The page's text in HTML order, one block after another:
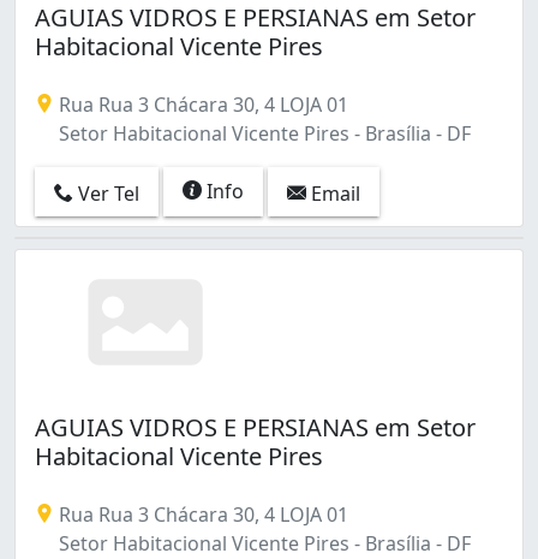
AGUIAS VIDROS E PERSIANAS em Setor
Habitacional Vicente Pires
Rua Rua 3 Chácara 30, 4 LOJA 01
Setor Habitacional Vicente Pires - Brasília - DF
Ver Tel Info Email
AGUIAS VIDROS E PERSIANAS em Setor
Habitacional Vicente Pires
Rua Rua 3 Chácara 30, 4 LOJA 01
Setor Habitacional Vicente Pires - Brasília - DF